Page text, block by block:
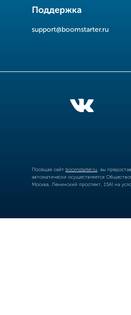
Поддержка
support@boomstarter.ru
Посещая сайт boomstarter.ru , вы
автоматически осуществляется
Москва, Ленинский проспект, 15А) на